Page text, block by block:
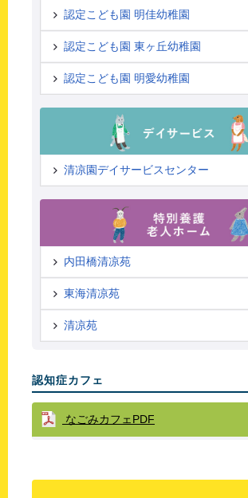
認定こども園 明佳幼稚園
認定こども園 東ヶ丘幼稚園
認定こども園 明愛幼稚園
清凉園デイサービスセンター
内田橋清凉苑
東海清凉苑
清凉苑
認知症カフェ
なごみカフェPDF